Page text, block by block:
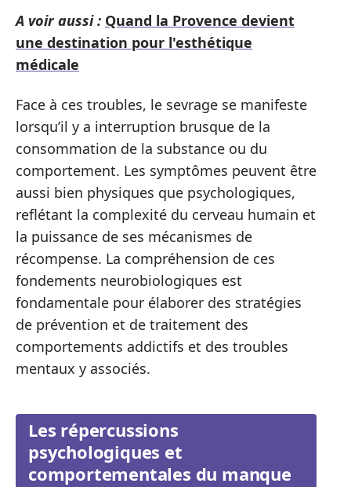
A voir aussi : Quand la Provence devient
une destination pour l'esthétique
médicale
Face à ces troubles, le sevrage se manifeste
lorsqu’il y a interruption brusque de la
consommation de la substance ou du
comportement. Les symptômes peuvent être
aussi bien physiques que psychologiques,
reflétant la complexité du cerveau humain et
la puissance de ses mécanismes de
récompense. La compréhension de ces
fondements neurobiologiques est
fondamentale pour élaborer des stratégies
de prévention et de traitement des
comportements addictifs et des troubles
mentaux y associés.
Les répercussions
psychologiques et
comportementales du manque